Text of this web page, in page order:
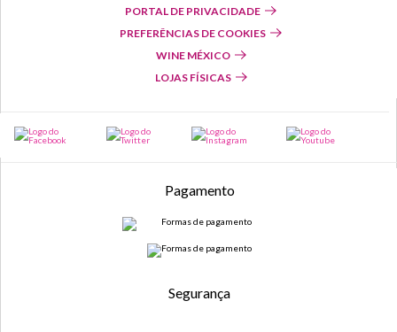
PORTAL DE PRIVACIDADE
PREFERÊNCIAS DE COOKIES
WINE MÉXICO
LOJAS FÍSICAS
Pagamento
Segurança